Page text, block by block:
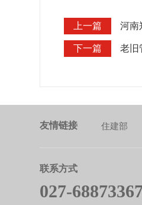
上一篇 河南
下一篇 老旧
友情链接 住建部
联系方式
027-